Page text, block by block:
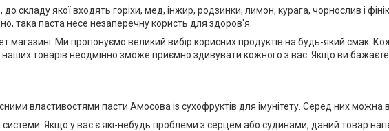
складу якої входять горіхи, мед, інжир, родзинки, лимон, курага, чорнослив і
така паста несе незаперечну користь для здоров'я.
Ми пропонуємо великий вибір корисних продуктів на будь-який смак.
товарів неодмінно зможе приємно здивувати кожного з вас. Якщо ви
властивостями пасти Амосова із сухофруктів для імунітету. Серед них можна
Якщо у вас є які-небудь проблеми з серцем або судинами, даний товар